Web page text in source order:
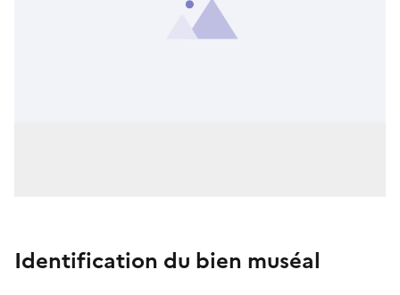
Identification du bien muséal